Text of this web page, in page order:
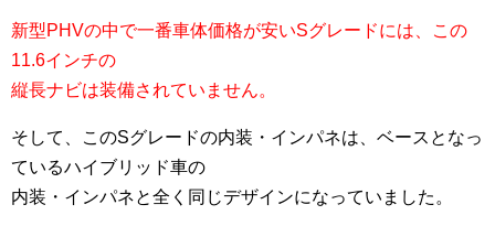
新型PHVの中で一番車体価格が安いSグレードには、この
11.6インチの
縦長ナビは装備されていません。
そして、このSグレードの内装・インパネは、ベースとなっ
ているハイブリッド車の
内装・インパネと全く同じデザインになっていました。